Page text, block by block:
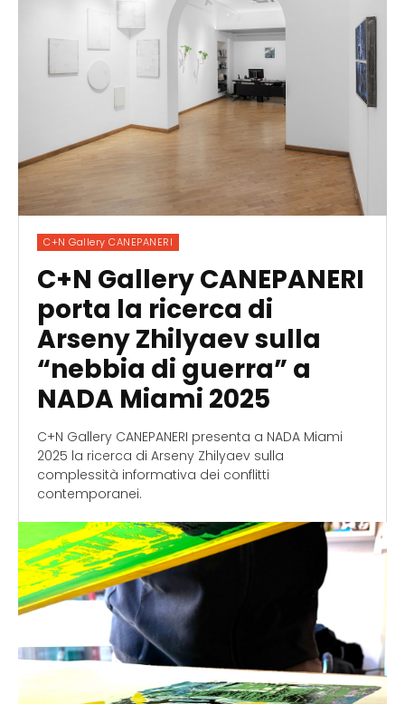
C+N Gallery CANEPANERI
C+N Gallery CANEPANERI
porta la ricerca di
Arseny Zhilyaev sulla
“nebbia di guerra” a
NADA Miami 2025
C+N Gallery CANEPANERI presenta a NADA Miami
2025 la ricerca di Arseny Zhilyaev sulla
complessità informativa dei conflitti
contemporanei.